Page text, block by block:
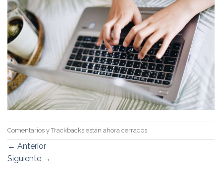
Comentarios y Trackbacks están ahora cerrados.
← Anterior
Siguiente →